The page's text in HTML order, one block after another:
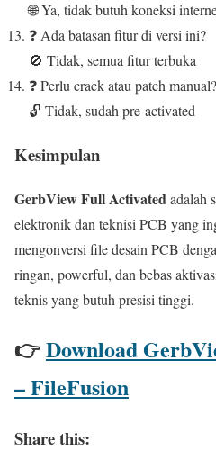
🌐 Ya, tidak butuh koneksi
❓ Ada batasan fitur di versi ini?
🚫 Tidak, semua fitur terbuka
❓ Perlu crack atau patch manual?
🔓 Tidak, sudah pre-activated
Kesimpulan
GerbView Full Activatedadalah
elektronik dan teknisi PCB yang
mengonversi file desain PCB
ringan, powerful, dan bebas
teknis yang butuh presisi tinggi.
👉Download
– FileFusion
Share this: